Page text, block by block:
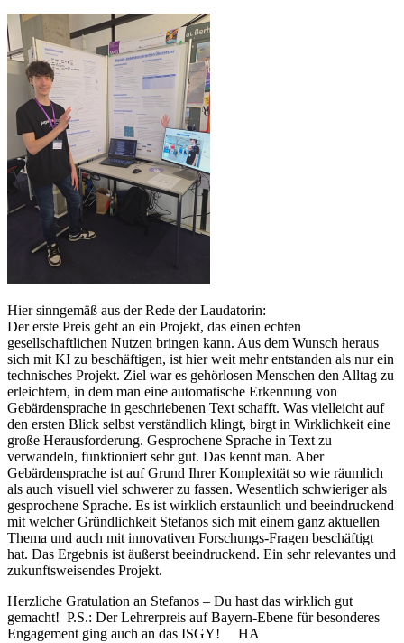
Hier sinngemäß aus der Rede der Laudatorin:
Der erste Preis geht an ein Projekt, das einen echten
gesellschaftlichen Nutzen bringen kann. Aus dem Wunsch heraus
sich mit KI zu beschäftigen, ist hier weit mehr entstanden als nur ein
technisches Projekt. Ziel war es gehörlosen Menschen den Alltag zu
erleichtern, in dem man eine automatische Erkennung von
Gebärdensprache in geschriebenen Text schafft. Was vielleicht auf
den ersten Blick selbst verständlich klingt, birgt in Wirklichkeit eine
große Herausforderung. Gesprochene Sprache in Text zu
verwandeln, funktioniert sehr gut. Das kennt man. Aber
Gebärdensprache ist auf Grund Ihrer Komplexität so wie räumlich
als auch visuell viel schwerer zu fassen. Wesentlich schwieriger als
gesprochene Sprache. Es ist wirklich erstaunlich und beeindruckend
mit welcher Gründlichkeit Stefanos sich mit einem ganz aktuellen
Thema und auch mit innovativen Forschungs-Fragen beschäftigt
hat. Das Ergebnis ist äußerst beeindruckend. Ein sehr relevantes und
zukunftsweisendes Projekt.
Herzliche Gratulation an Stefanos – Du hast das wirklich gut
gemacht! P.S.: Der Lehrerpreis auf Bayern-Ebene für besonderes
Engagement ging auch an das ISGY! HA